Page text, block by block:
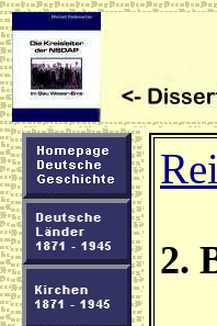
2.